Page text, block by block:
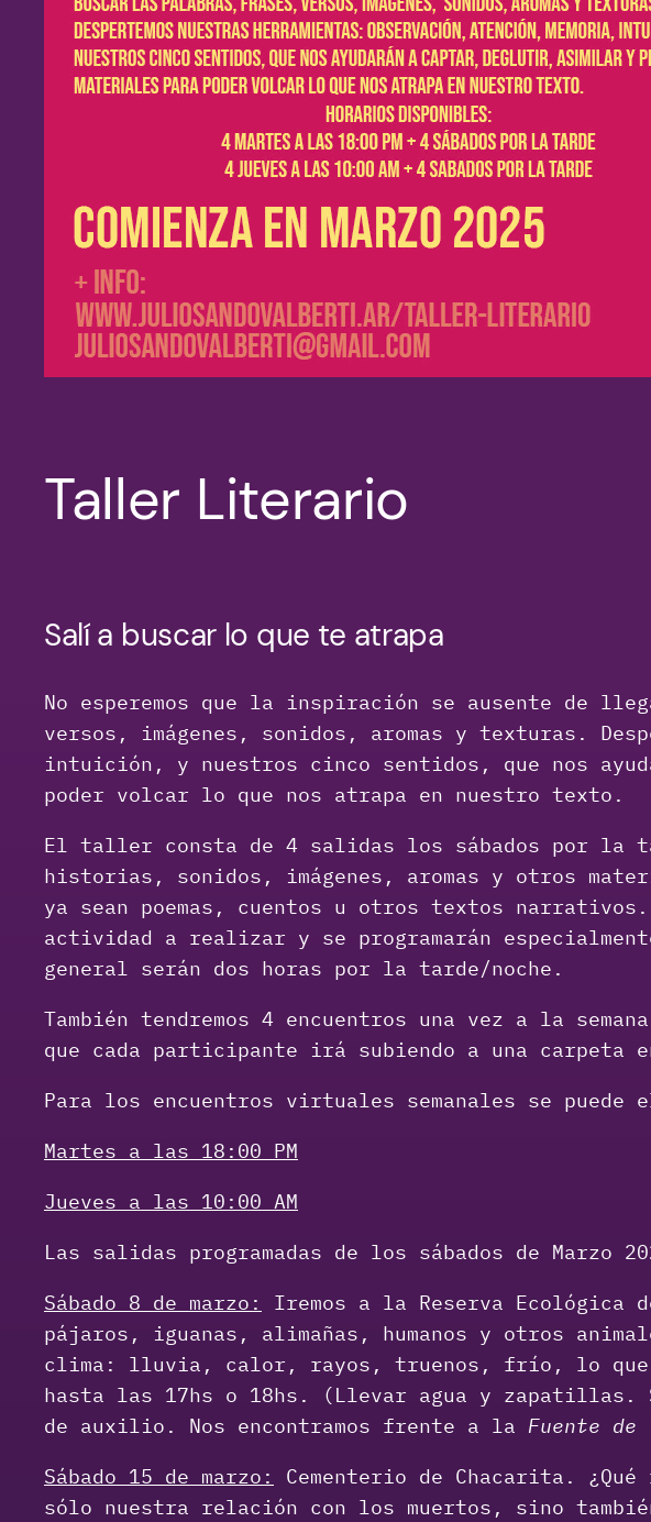
Taller Literario
Salí a buscar lo que te atrapa
No esperemos que la inspiración se ausente de
versos, imágenes, sonidos, aromas y texturas.
intuición, y nuestros cinco sentidos, que nos
poder volcar lo que nos atrapa en nuestro texto.
El taller consta de 4 salidas los sábados por la
historias, sonidos, imágenes, aromas y otros
ya sean poemas, cuentos u otros textos
actividad a realizar y se programarán
general serán dos horas por la tarde/noche.
También tendremos 4 encuentros una vez a la
que cada participante irá subiendo a una carpeta
Para los encuentros virtuales semanales se
Martes a las 18:00 PM
Jueves a las 10:00 AM
Las salidas programadas de los sábados de Marzo
Sábado 8 de marzo:
Iremos a la Reserva Ecológica
pájaros, iguanas, alimañas, humanos y otros
clima: lluvia, calor, rayos, truenos, frío, lo que
hasta las 17hs o 18hs. (Llevar agua y
de auxilio. Nos encontramos frente a la Fuente
Sábado 15 de marzo:
Cementerio de Chacarita.
sólo nuestra relación con los muertos, sino